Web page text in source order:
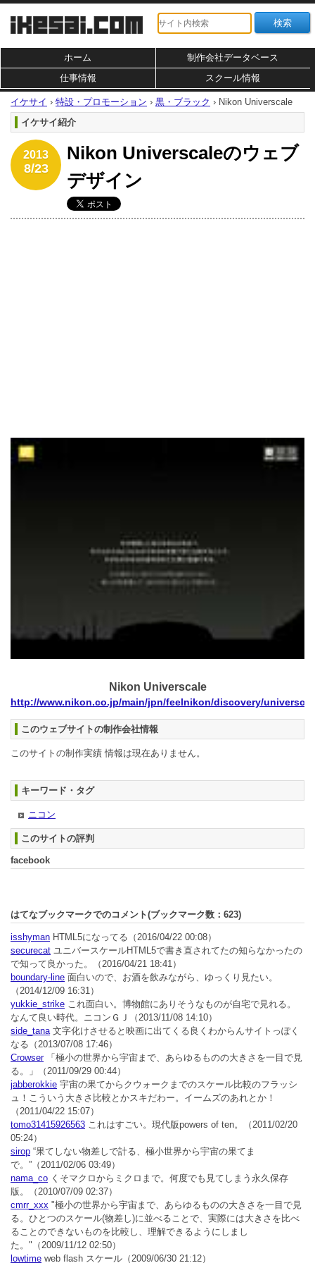
ホーム
制作会社データベース
仕事情報
スクール情報
イケサイ › 特設・プロモーション › 黒・ブラック › Nikon Universcale
イケサイ紹介
2013
8/23
Nikon Universcaleのウェブ
デザイン
Nikon Universcale
http://www.nikon.co.jp/main/jpn/feelnikon/discovery/
このウェブサイトの制作会社情報
このサイトの制作実績 情報は現在ありません。
キーワード・タグ
ニコン
このサイトの評判
facebook
はてなブックマークでのコメント(ブックマーク数： 623)
isshyman HTML5になってる （2016/04/22 00:08）
securecat ユニバースケールHTML5で書き直されてたの知らなかったの
で知って良かった。
（2016/04/21 18:41）
boundary-line 面白いので、お酒を飲みながら、ゆっくり見たい。
（2014/12/09 16:31）
yukkie_strike これ面白い。博物館にありそうなものが自宅で見れる。
なんて良い時代。ニコンＧＪ
（2013/11/08 14:10）
side_tana文字化けさせると映画に出てくる良くわからんサイトっぽく
なる （2013/07/08 17:46）
Crowser「極小の世界から宇宙まで、あらゆるものの大きさを一目で見
る。」
（2011/09/29 00:44）
jabberokkie 宇宙の果てからクウォークまでのスケール比較のフラッシ
ュ！こういう大きさ比較とかスキだわー。イームズのあれとか！
（2011/04/22 15:07）
tomo31415926563 これはすごい。現代版powers of ten。
（2011/02/20
05:24）
sirop “果てしない物差しで計る、極小世界から宇宙の果てま
で。” （2011/02/06 03:49）
nama_co くそマクロからミクロまで。何度でも見てしまう永久保存
版。
（2010/07/09 02:37）
cmrr_xxx "極小の世界から宇宙まで、あらゆるものの大きさを一目で見
る。ひとつのスケール(物差し)に並べることで、実際には大きさを比べ
ることのできないものを比較し、理解できるようにしまし
た。" （2009/11/12 02:50）
lowtime web flash スケール （2009/06/30 21:12）